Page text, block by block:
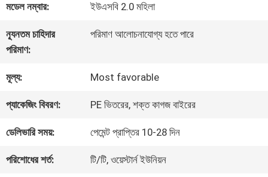
কারখানা
পরিদর্শন
গুণমান
নিয়ন্ত্রণ
আমাদের
মডেল নম্বার: ইউএসবি 2.0 মহিলা
ন্যূনতম চাহিদার
পরিমাণ:
পরিমাণ আলোচনাযোগ্য হতে পারে
মূল্য: Most favorable
প্যাকেজিং বিবরণ: PE ভিতরের, শক্ত কাগজ বাইরের
ডেলিভারি সময়: পেমেন্ট প্রাপ্তির 10-28 দিন
পরিশোধের শর্ত: টি/টি, ওয়েস্টার্ন ইউনিয়ন